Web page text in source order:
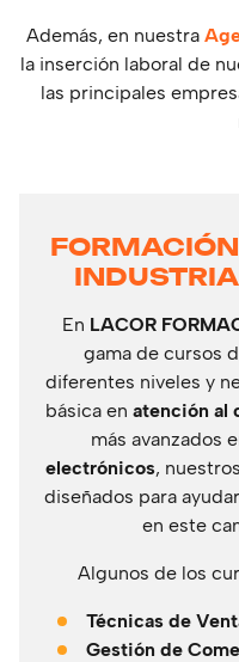
Además, en nuestra
la inserción laboral de
las principales
En LACOR
gama de cursos
diferentes niveles y
básica en atención al
más avanzados
electrónicos,
diseñados para
en este
Algunos de los
Técnicas de
Gestión de